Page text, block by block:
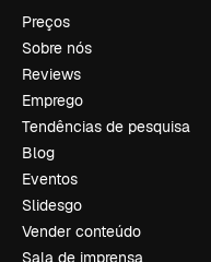
Preços
Sobre nós
Reviews
Emprego
Tendências de pesquisa
Blog
Eventos
Slidesgo
Vender conteúdo
Sala de imprensa